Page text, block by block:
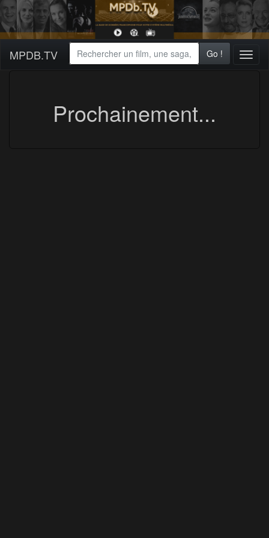
MPDB.TV Go !
Prochainement...